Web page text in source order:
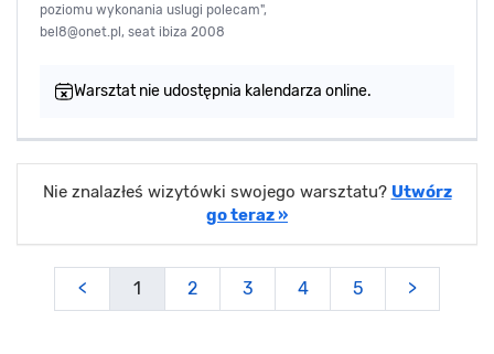
poziomu wykonania uslugi polecam",
bel8@onet.pl , seat ibiza 2008
Warsztat nie udostępnia kalendarza online.
Nie znalazłeś wizytówki swojego warsztatu? Utwórz
go teraz »
< 1 2 3 4 5 >